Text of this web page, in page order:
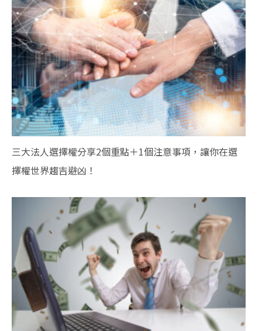
三大法人選擇權分享2個重點＋1個注意事項，讓你在選
擇權世界趨吉避凶！